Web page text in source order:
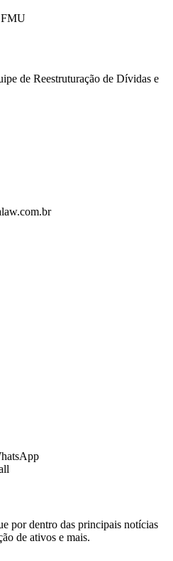
FMU
de Reestruturação de Dívidas e
por dentro das principais notícias
de ativos e mais.